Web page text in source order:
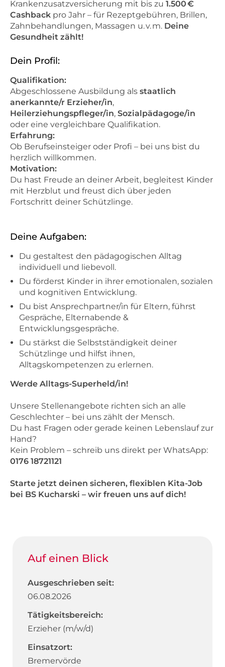
Krankenzusatzversicherung mit bis zu 1.500 €
Cashback pro Jahr – für Rezeptgebühren, Brillen,
Zahnbehandlungen, Massagen u. v. m. Deine
Gesundheit zählt!
Dein Profil:
Qualifikation:
Abgeschlossene Ausbildung als staatlich
anerkannte/r Erzieher/in,
Heilerziehungspfleger/in, Sozialpädagoge/in
oder eine vergleichbare Qualifikation.
Erfahrung:
Ob Berufseinsteiger oder Profi – bei uns bist du
herzlich willkommen.
Motivation:
Du hast Freude an deiner Arbeit, begleitest Kinder
mit Herzblut und freust dich über jeden
Fortschritt deiner Schützlinge.
Deine Aufgaben:
Du gestaltest den pädagogischen Alltag
individuell und liebevoll.
Du förderst Kinder in ihrer emotionalen, sozialen
und kognitiven Entwicklung.
Du bist Ansprechpartner/in für Eltern, führst
Gespräche, Elternabende &
Entwicklungsgespräche.
Du stärkst die Selbstständigkeit deiner
Schützlinge und hilfst ihnen,
Alltagskompetenzen zu erlernen.
Werde Alltags-Superheld/in!
Unsere Stellenangebote richten sich an alle
Geschlechter – bei uns zählt der Mensch.
Du hast Fragen oder gerade keinen Lebenslauf zur
Hand?
Kein Problem – schreib uns direkt per WhatsApp:
0176 18721121
Starte jetzt deinen sicheren, flexiblen Kita-Job
bei BS Kucharski – wir freuen uns auf dich!
Auf einen Blick
Ausgeschrieben seit:
06.08.2026
Tätigkeitsbereich:
Erzieher (m/w/d)
Einsatzort:
Bremervörde